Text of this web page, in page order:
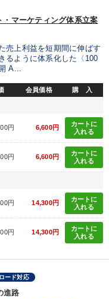
マーケティング体系立案
売上利益を短期間に伸ばす
るように体系化した〈100
A...
会員価格 購 入
円 6,600円
カートに
入れる
円 6,600円
カートに
入れる
円 14,300円
カートに
入れる
円 14,300円
カートに
入れる
ード対応
進路